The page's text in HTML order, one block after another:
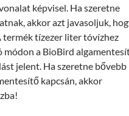
képvisel. Ha szeretne
akkor azt javasoljuk,
termék tízezer liter tóvízhez
módon a BioBird
jelent. Ha szeretne bővebb
kapcsán, akkor